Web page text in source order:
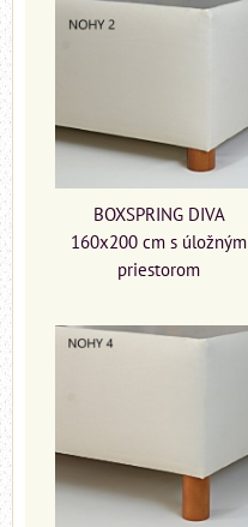
BOXSPRING DIVA
160x200 cm s úložným
priestorom